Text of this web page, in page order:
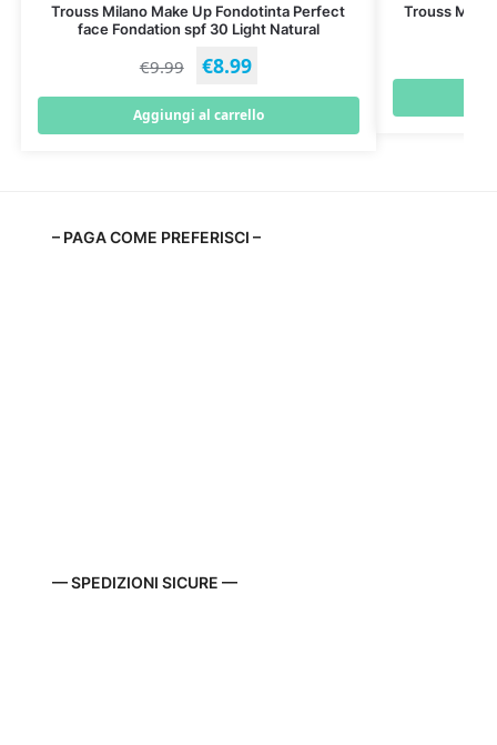
Trouss Milano Make Up Fondotinta Perfect
face Fondation spf 30 Light Natural
€9.99 €8.99
Aggiungi al carrello
Trouss
– PAGA COME PREFERISCI –
— SPEDIZIONI SICURE —